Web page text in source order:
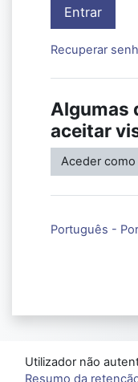
Entrar
Recuperar
Algumas
aceitar
Aceder
Português -
Utilizador não
Resumo da